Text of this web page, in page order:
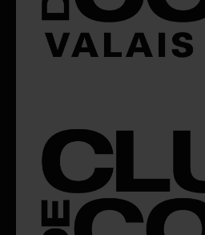
CONTACT